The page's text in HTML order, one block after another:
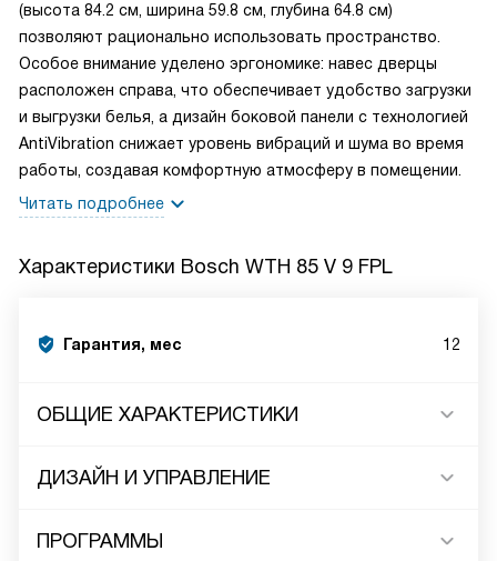
(высота 84.2 см, ширина 59.8 см, глубина 64.8 см)
позволяют рационально использовать пространство.
Особое внимание уделено эргономике: навес дверцы
расположен справа, что обеспечивает удобство загрузки
и выгрузки белья, а дизайн боковой панели с технологией
AntiVibration снижает уровень вибраций и шума во время
работы, создавая комфортную атмосферу в помещении.
Читать подробнее
Характеристики Bosch WTH 85 V 9 FPL
Гарантия, мес 12
ОБЩИЕ ХАРАКТЕРИСТИКИ
ДИЗАЙН И УПРАВЛЕНИЕ
ПРОГРАММЫ